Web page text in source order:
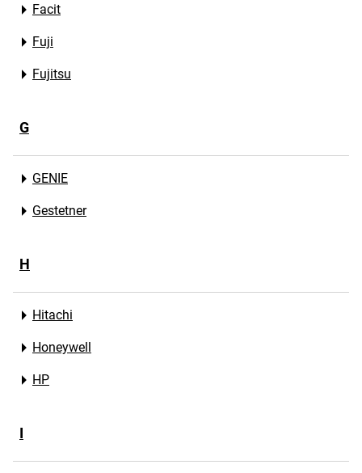
Facit
Fuji
Fujitsu
G
GENIE
Gestetner
H
Hitachi
Honeywell
HP
I